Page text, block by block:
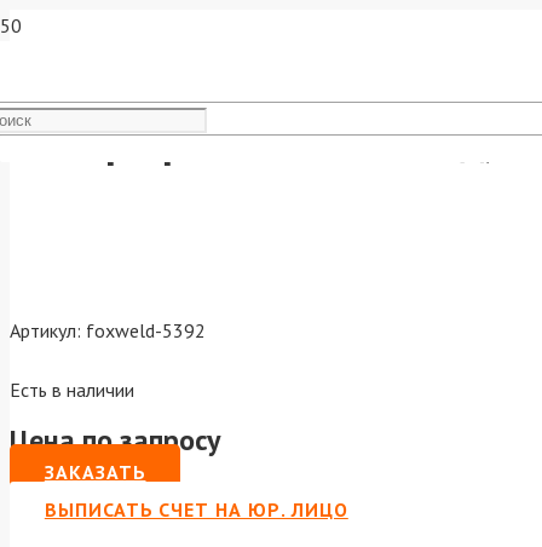
Набор приспособлений д/
Артикул: foxweld-5392
Есть в наличии
Цена по запросу
ЗАКАЗАТЬ
ВЫПИСАТЬ СЧЕТ НА ЮР. ЛИЦО